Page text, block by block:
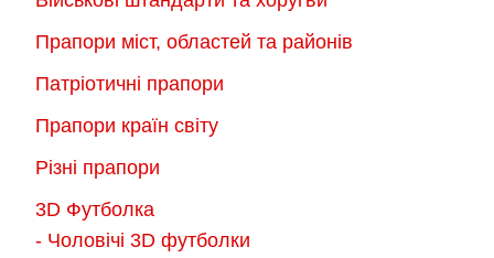
товару
Прапори міст, областей та районів
Патріотичні прапори
Прапори країн світу
Різні прапори
3D Футболка
- Чоловічі 3D футболки